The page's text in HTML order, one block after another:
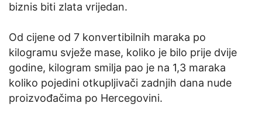
biznis biti zlata vrijedan.
Od cijene od 7 konvertibilnih maraka po
kilogramu svježe mase, koliko je bilo prije dvije
godine, kilogram smilja pao je na 1,3 maraka
koliko pojedini otkupljivači zadnjih dana nude
proizvođačima po Hercegovini.